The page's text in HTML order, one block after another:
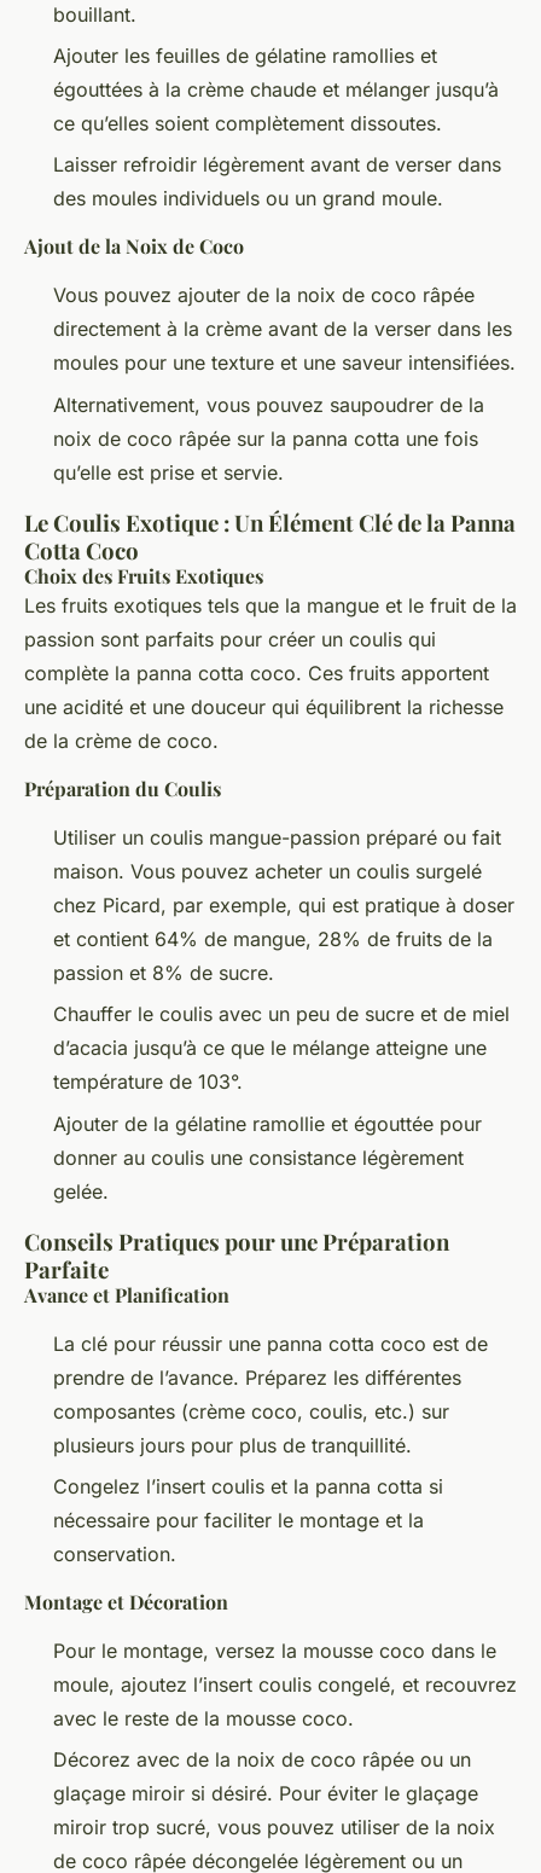
bouillant.
Ajouter les feuilles de gélatine ramollies et
égouttées à la crème chaude et mélanger jusqu’à
ce qu’elles soient complètement dissoutes.
Laisser refroidir légèrement avant de verser dans
des moules individuels ou un grand moule.
Ajout de la Noix de Coco
Vous pouvez ajouter de la noix de coco râpée
directement à la crème avant de la verser dans les
moules pour une texture et une saveur intensifiées.
Alternativement, vous pouvez saupoudrer de la
noix de coco râpée sur la panna cotta une fois
qu’elle est prise et servie.
Le Coulis Exotique : Un Élément Clé de la Panna
Cotta Coco
Choix des Fruits Exotiques
Les fruits exotiques tels que la mangue et le fruit de la
passion sont parfaits pour créer un coulis qui
complète la panna cotta coco. Ces fruits apportent
une acidité et une douceur qui équilibrent la richesse
de la crème de coco.
Préparation du Coulis
Utiliser un coulis mangue-passion préparé ou fait
maison. Vous pouvez acheter un coulis surgelé
chez Picard, par exemple, qui est pratique à doser
et contient 64% de mangue, 28% de fruits de la
passion et 8% de sucre.
Chauffer le coulis avec un peu de sucre et de miel
d’acacia jusqu’à ce que le mélange atteigne une
température de 103°.
Ajouter de la gélatine ramollie et égouttée pour
donner au coulis une consistance légèrement
gelée.
Conseils Pratiques pour une Préparation
Parfaite
Avance et Planification
La clé pour réussir une panna cotta coco est de
prendre de l’avance. Préparez les différentes
composantes (crème coco, coulis, etc.) sur
plusieurs jours pour plus de tranquillité.
Congelez l’insert coulis et la panna cotta si
nécessaire pour faciliter le montage et la
conservation.
Montage et Décoration
Pour le montage, versez la mousse coco dans le
moule, ajoutez l’insert coulis congelé, et recouvrez
avec le reste de la mousse coco.
Décorez avec de la noix de coco râpée ou un
glaçage miroir si désiré. Pour éviter le glaçage
miroir trop sucré, vous pouvez utiliser de la noix
de coco râpée décongelée légèrement ou un